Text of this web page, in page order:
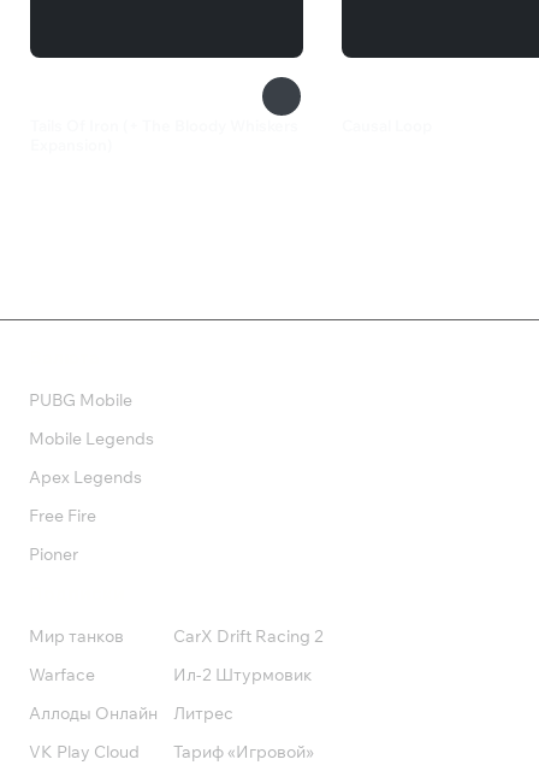
PUBG Mobile
Mobile Legends
Apex Legends
Free Fire
Pioner
Мир танков
Warface
Аллоды Онлайн
VK Play Cloud
CarX Drift Racing 2
Ил-2 Штурмовик
Литрес
Тариф «Игровой»